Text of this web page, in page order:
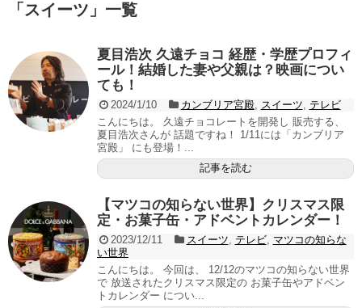
「 スイーツ 」 一覧
夏目浩次 久遠チョコ 経歴・学歴プロフィ
ール！結婚した妻や父親は？映画につい
ても！
2024/1/10 カンブリア宮殿, スイーツ, テレビ
こんにちは。 久遠チョコレートを開発し 販売する、
夏目浩次さんが 話題ですね！ 1/11には「カンブリア
宮殿」 にも登場！...
記事を読む
【マツコの知らない世界】クリスマス限
定・お菓子缶・アドベントカレンダー！
2023/12/11 スイーツ, テレビ, マツコの知らな
い世界
こんにちは。 今回は、 12/12のマツコの知らない世界
で 放送されたクリスマス限定の お菓子缶やアドベン
トカレンダー につい...